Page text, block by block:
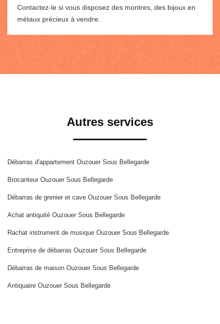
Contactez-le si vous disposez des montres, des bijoux en
métaux précieux à vendre.
Autres services
Débarras d'appartement Ouzouer Sous Bellegarde
Brocanteur Ouzouer Sous Bellegarde
Débarras de grenier et cave Ouzouer Sous Bellegarde
Achat antiquité Ouzouer Sous Bellegarde
Rachat instrument de musique Ouzouer Sous Bellegarde
Entreprise de débarras Ouzouer Sous Bellegarde
Débarras de maison Ouzouer Sous Bellegarde
Antiquaire Ouzouer Sous Bellegarde